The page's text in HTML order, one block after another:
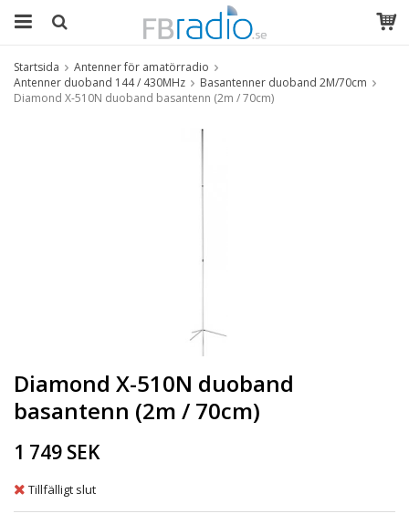
Startsida
Antenner för amatörradio
Antenner duoband 144 / 430MHz
Basantenner duoband 2M/70cm
Diamond X-510N duoband basantenn (2m / 70cm)
Diamond X-510N duoband
basantenn (2m / 70cm)
1 749 SEK
Tillfälligt slut